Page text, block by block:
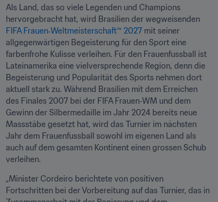
Als Land, das so viele Legenden und Champions
FIFA Frauen‑Weltmeisterschaft™ 2027 mit seiner
allgegenwärtigen Begeisterung für den Sport eine
farbenfrohe Kulisse verleihen. Für den Frauenfussball ist
Lateinamerika eine vielversprechende Region, denn die
Begeisterung und Popularität des Sports nehmen dort
aktuell stark zu. Während Brasilien mit dem Erreichen
des Finales 2007 bei der FIFA Frauen‑WM und dem
Gewinn der Silbermedaille im Jahr 2024 bereits neue
Massstäbe gesetzt hat, wird das Turnier im nächsten
Jahr dem Frauenfussball sowohl im eigenen Land als
auch auf dem gesamten Kontinent einen grossen Schub
verleihen.
„Minister Cordeiro berichtete von positiven
Fortschritten bei der Vorbereitung auf das Turnier, das in